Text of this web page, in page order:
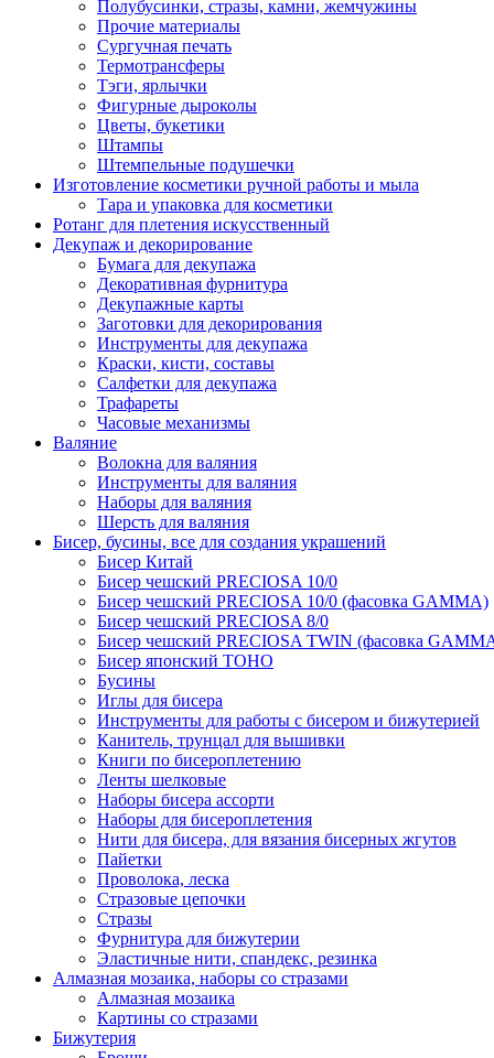
Полубусинки, стразы, камни, жемчужины
Прочие материалы
Сургучная печать
Термотрансферы
Тэги, ярлычки
Фигурные дыроколы
Цветы, букетики
Штампы
Штемпельные подушечки
Изготовление косметики ручной работы и мыла
Тара и упаковка для косметики
Ротанг для плетения искусственный
Декупаж и декорирование
Бумага для декупажа
Декоративная фурнитура
Декупажные карты
Заготовки для декорирования
Инструменты для декупажа
Краски, кисти, составы
Салфетки для декупажа
Трафареты
Часовые механизмы
Валяние
Волокна для валяния
Инструменты для валяния
Наборы для валяния
Шерсть для валяния
Бисер, бусины, все для создания украшений
Бисер Китай
Бисер чешский PRECIOSA 10/0
Бисер чешский PRECIOSA 10/0 (фасовка GAMMA)
Бисер чешский PRECIOSA 8/0
Бисер чешский PRECIOSA TWIN (фасовка
Бисер японский TOHO
Бусины
Иглы для бисера
Инструменты для работы с бисером и бижутерией
Канитель, трунцал для вышивки
Книги по бисероплетению
Ленты шелковые
Наборы бисера ассорти
Наборы для бисероплетения
Нити для бисера, для вязания бисерных жгутов
Пайетки
Проволока, леска
Стразовые цепочки
Стразы
Фурнитура для бижутерии
Эластичные нити, спандекс, резинка
Алмазная мозаика, наборы со стразами
Алмазная мозаика
Картины co стразами
Бижутерия